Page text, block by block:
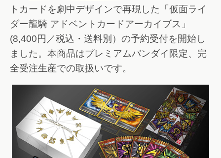
トカードを劇中デザインで再現した「仮面ライ
ダー龍騎 アドベントカードアーカイブス」
(8,400円／税込・送料別）の予約受付を開始し
ました。本商品はプレミアムバンダイ限定、完
全受注生産での取扱いです。